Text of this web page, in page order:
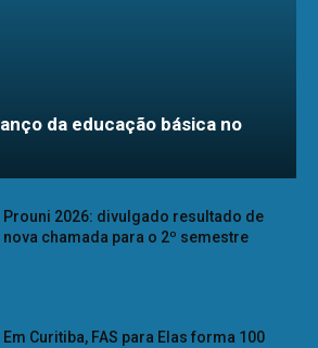
da educação básica no
Prouni 2026: divulgado resultado de
nova chamada para o 2º semestre
Em Curitiba, FAS para Elas forma 100